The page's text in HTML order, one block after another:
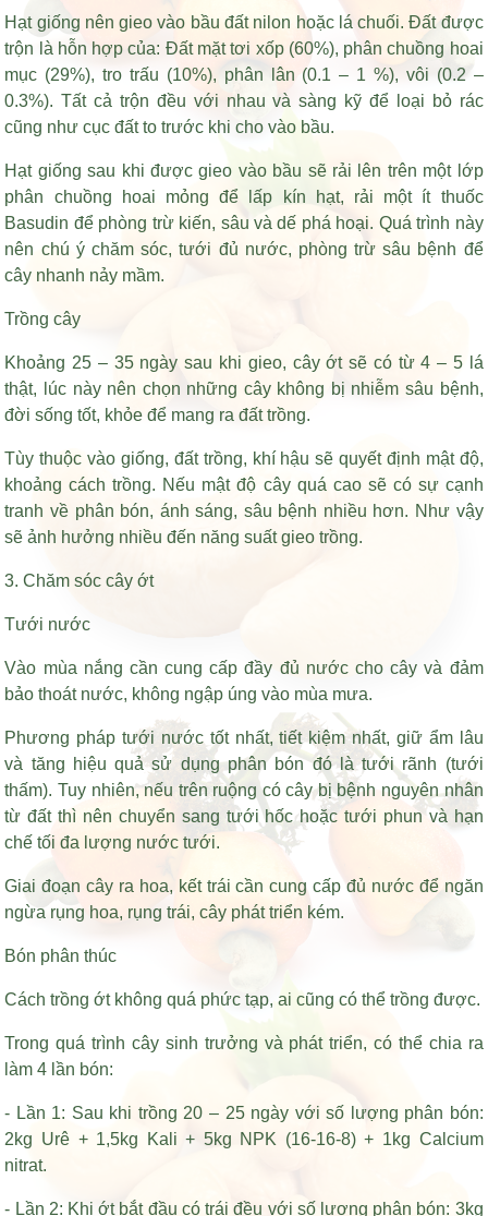
Hạt giống nên gieo vào bầu đất nilon hoặc lá chuối. Đất được
trộn là hỗn hợp của: Đất mặt tơi xốp (60%), phân chuồng hoai
mục (29%), tro trấu (10%), phân lân (0.1 – 1 %), vôi (0.2 –
0.3%). Tất cả trộn đều với nhau và sàng kỹ để loại bỏ rác
cũng như cục đất to trước khi cho vào bầu.
Hạt giống sau khi được gieo vào bầu sẽ rải lên trên một lớp
phân chuồng hoai mỏng để lấp kín hạt, rải một ít thuốc
Basudin để phòng trừ kiến, sâu và dế phá hoại. Quá trình này
nên chú ý chăm sóc, tưới đủ nước, phòng trừ sâu bệnh để
cây nhanh nảy mầm.
Trồng cây
Khoảng 25 – 35 ngày sau khi gieo, cây ớt sẽ có từ 4 – 5 lá
thật, lúc này nên chọn những cây không bị nhiễm sâu bệnh,
đời sống tốt, khỏe để mang ra đất trồng.
Tùy thuộc vào giống, đất trồng, khí hậu sẽ quyết định mật độ,
khoảng cách trồng. Nếu mật độ cây quá cao sẽ có sự cạnh
tranh về phân bón, ánh sáng, sâu bệnh nhiều hơn. Như vậy
sẽ ảnh hưởng nhiều đến năng suất gieo trồng.
3. Chăm sóc cây ớt
Tưới nước
Vào mùa nắng cần cung cấp đầy đủ nước cho cây và đảm
bảo thoát nước, không ngập úng vào mùa mưa.
Phương pháp tưới nước tốt nhất, tiết kiệm nhất, giữ ẩm lâu
và tăng hiệu quả sử dụng phân bón đó là tưới rãnh (tưới
thấm). Tuy nhiên, nếu trên ruộng có cây bị bệnh nguyên nhân
từ đất thì nên chuyển sang tưới hốc hoặc tưới phun và hạn
chế tối đa lượng nước tưới.
Giai đoạn cây ra hoa, kết trái cần cung cấp đủ nước để ngăn
ngừa rụng hoa, rụng trái, cây phát triển kém.
Bón phân thúc
Cách trồng ớt không quá phức tạp, ai cũng có thể trồng được.
Trong quá trình cây sinh trưởng và phát triển, có thể chia ra
làm 4 lần bón:
- Lần 1: Sau khi trồng 20 – 25 ngày với số lượng phân bón:
2kg Urê + 1,5kg Kali + 5kg NPK (16-16-8) + 1kg Calcium
nitrat.
- Lần 2: Khi ớt bắt đầu có trái đều với số lượng phân bón: 3kg